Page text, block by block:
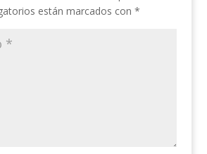
están marcados con *